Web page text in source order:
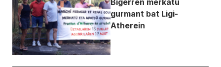
gurmant bat Ligi-
Atherein